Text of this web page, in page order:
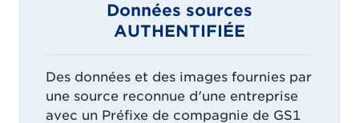
Données sources
AUTHENTIFIÉE
Des données et des images fournies par
une source reconnue d'une entreprise
avec un Préfixe de compagnie de GS1